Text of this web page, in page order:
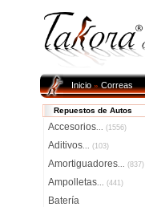
Inicio»Correas
Repuestos de Autos
Accesorios... (1556)
Aditivos... (103)
Amortiguadores... (837)
Ampolletas... (441)
Batería